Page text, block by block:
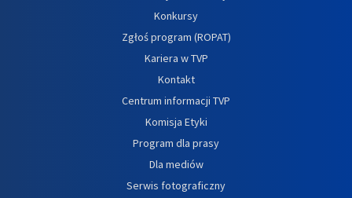
Konkursy
Zgłoś program (ROPAT)
Kariera w TVP
Kontakt
Centrum informacji TVP
Komisja Etyki
Program dla prasy
Dla mediów
Serwis fotograficzny